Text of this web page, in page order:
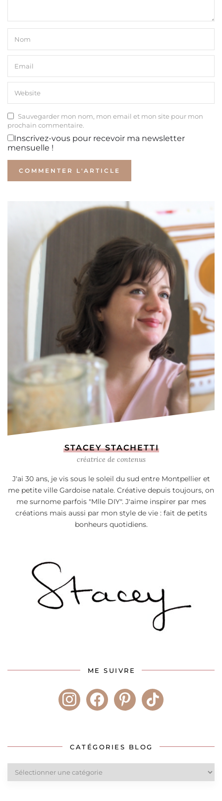
Sauvegarder mon nom, mon email et mon site pour mon
prochain commentaire.
Inscrivez-vous pour recevoir ma newsletter
mensuelle !
STACEY STACHETTI
créatrice de contenus
J'ai 30 ans, je vis sous le soleil du sud entre Montpellier et
me petite ville Gardoise natale. Créative depuis toujours, on
me surnome parfois "Mlle DIY". J'aime inspirer par mes
créations mais aussi par mon style de vie : fait de petits
bonheurs quotidiens.
ME SUIVRE
instagramfacebookpinteresttiktok
CATÉGORIES BLOG
blog